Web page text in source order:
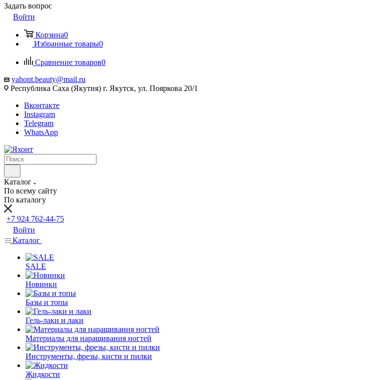
Задать вопрос
Войти
Корзина0
Избранные товары0
Сравнение товаров0
yahont.beauty@mail.ru
Республика Саха (Якутия) г. Якутск, ул. Пояркова 20/1
Вконтакте
Instagram
Telegram
WhatsApp
Каталог
По всему сайту
По каталогу
+7 924 762-44-75
Войти
Каталог
SALE
Новинки
Базы и топы
Гель-лаки и лаки
Материалы для наращивания ногтей
Инструменты, фрезы, кисти и пилки
Жидкости